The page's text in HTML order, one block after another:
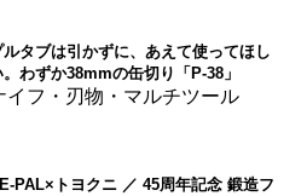
ルタブは引かずに、あえて使ってほし
。わずか38mmの缶切り「P-38」
イフ・刃物・マルチツール
PAL×トヨクニ ／ 45周年記念 鍛造フ